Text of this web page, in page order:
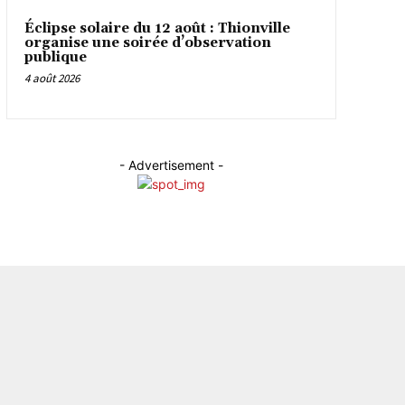
Éclipse solaire du 12 août : Thionville
organise une soirée d’observation
publique
4 août 2026
- Advertisement -